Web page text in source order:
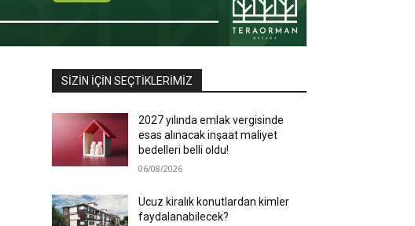
SIZIN İÇIN SEÇTIKLERIMIZ
2027 yılında emlak vergisinde
esas alınacak inşaat maliyet
bedelleri belli oldu!
06/08/2026
Ucuz kiralık konutlardan kimler
faydalanabilecek?